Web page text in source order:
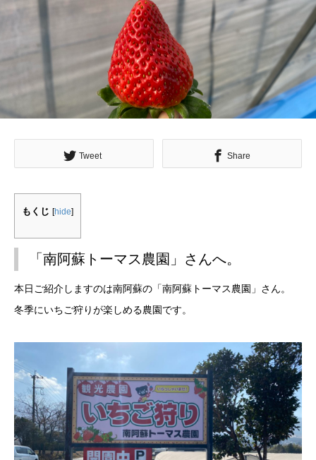
Tweet Share
もくじ [hide]
「南阿蘇トーマス農園」さんへ。
本日ご紹介しますのは南阿蘇の「南阿蘇トーマス農園」さん。
冬季にいちご狩りが楽しめる農園です。